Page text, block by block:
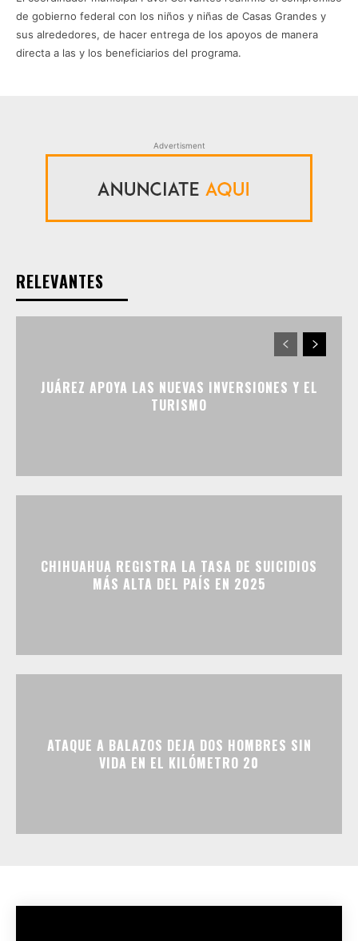
de gobierno federal con los niños y niñas de Casas Grandes y
sus alrededores, de hacer entrega de los apoyos de manera
directa a las y los beneficiarios del programa.
Advertisment
RELEVANTES
JUÁREZ APOYA LAS NUEVAS INVERSIONES Y EL
TURISMO
CHIHUAHUA REGISTRA LA TASA DE SUICIDIOS
MÁS ALTA DEL PAÍS EN 2025
ATAQUE A BALAZOS DEJA DOS HOMBRES SIN
VIDA EN EL KILÓMETRO 20